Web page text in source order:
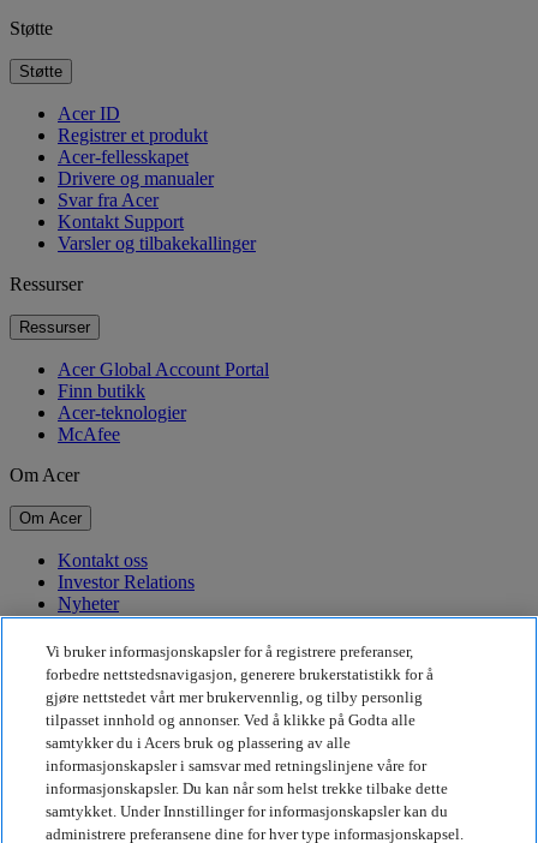
Støtte
Støtte
Acer ID
Registrer et produkt
Acer-fellesskapet
Drivere og manualer
Svar fra Acer
Kontakt Support
Varsler og tilbakekallinger
Ressurser
Ressurser
Acer Global Account Portal
Finn butikk
Acer-teknologier
McAfee
Om Acer
Om Acer
Kontakt oss
Investor Relations
Nyheter
Priser
Arrangementer
Bærekraft
Bærekraft
Samfunnsansvar
Karbonavtrykket til produkter
Project Humanity
Earthion
Vi bruker informasjonskapsler for å registrere preferanser,
forbedre nettstedsnavigasjon, generere brukerstatistikk for å
gjøre nettstedet vårt mer brukervennlig, og tilby personlig
tilpasset innhold og annonser. Ved å klikke på Godta alle
samtykker du i Acers bruk og plassering av alle
informasjonskapsler i samsvar med retningslinjene våre for
informasjonskapsler. Du kan når som helst trekke tilbake dette
samtykket. Under Innstillinger for informasjonskapsler kan du
administrere preferansene dine for hver type informasjonskapsel.